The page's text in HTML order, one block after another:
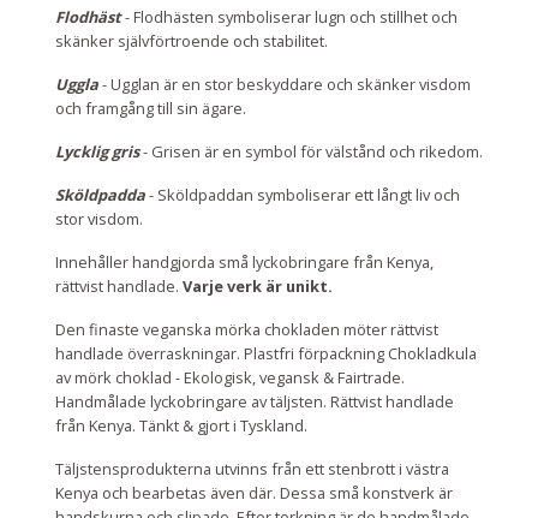
Flodhäst- Flodhästen symboliserar lugn och stillhet och
skänker självförtroende och stabilitet.
Uggla- Ugglan är en stor beskyddare och skänker visdom
och framgång till sin ägare.
Lycklig gris- Grisen är en symbol för välstånd och rikedom.
Sköldpadda- Sköldpaddan symboliserar ett långt liv och
stor visdom.
Innehåller handgjorda små lyckobringare från Kenya,
rättvist handlade. Varje verk är unikt.
Den finaste veganska mörka chokladen möter rättvist
handlade överraskningar. Plastfri förpackning Chokladkula
av mörk choklad - Ekologisk, vegansk & Fairtrade.
Handmålade lyckobringare av täljsten. Rättvist handlade
från Kenya. Tänkt & gjort i Tyskland.
Täljstensprodukterna utvinns från ett stenbrott i västra
Kenya och bearbetas även där. Dessa små konstverk är